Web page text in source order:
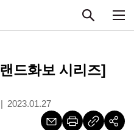
드화보 시리즈]
2023.01.27